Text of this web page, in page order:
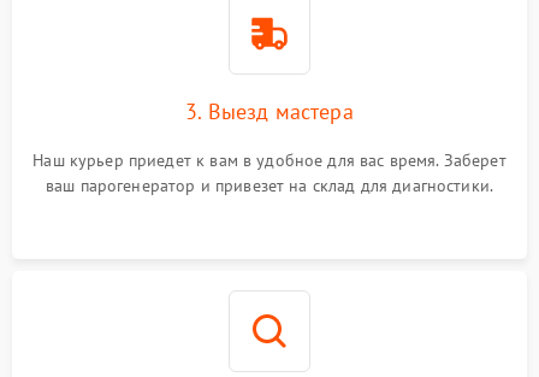
3. Выезд мастера
Наш курьер приедет к вам в удобное для вас время. Заберет
ваш парогенератор и привезет на склад для диагностики.